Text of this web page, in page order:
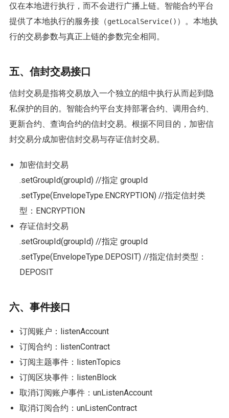
仅在本地进行执行，而不会进行广播上链。智能合约平台
提供了本地执行的服务接（getLocalService() ）。本地执
行的交易参数与真正上链的参数完全相同。
五、信封交易接口
信封交易是指将交易放入一个独立的组中执行从而起到隐
私保护的目的。智能合约平台支持部署合约、调用合约、
更新合约、查询合约的信封交易。根据不同目的，加密信
封交易分成加密信封交易与存证信封交易。
加密信封交易
.setGroupId(groupId) //指定 groupId
.setType(EnvelopeType.ENCRYPTION) //指定信封类
型：ENCRYPTION
存证信封交易
.setGroupId(groupId) //指定 groupId
.setType(EnvelopeType.DEPOSIT) //指定信封类型：
DEPOSIT
六、事件接口
订阅账户：listenAccount
订阅合约：listenContract
订阅主题事件：listenTopics
订阅区块事件：listenBlock
取消订阅账户事件：unListenAccount
取消订阅合约：unListenContract